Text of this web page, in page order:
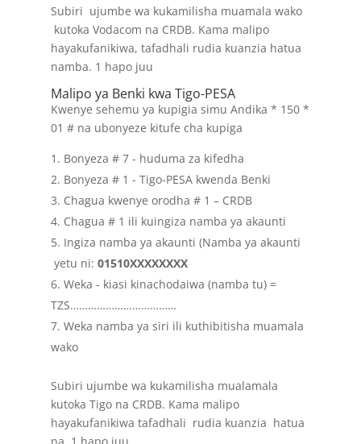
Subiri ujumbe wa kukamilisha muamala wako
kutoka Vodacom na CRDB. Kama malipo
hayakufanikiwa, tafadhali rudia kuanzia hatua
namba. 1 hapo juu
Malipo ya Benki kwa Tigo-PESA
Kwenye sehemu ya kupigia simu Andika * 150 *
01 # na ubonyeze kitufe cha kupiga
Bonyeza # 7 - huduma za kifedha
Bonyeza # 1 - Tigo-PESA kwenda Benki
Chagua kwenye orodha # 1 – CRDB
Chagua # 1 ili kuingiza namba ya akaunti
Ingiza namba ya akaunti (Namba ya akaunti
yetu ni: 01510XXXXXXXX
Weka - kiasi kinachodaiwa (namba tu) =
TZS………………………………
Weka namba ya siri ili kuthibitisha muamala
wako
Subiri ujumbe wa kukamilisha mualamala
kutoka Tigo na CRDB. Kama malipo
hayakufanikiwa tafadhali rudia kuanzia hatua